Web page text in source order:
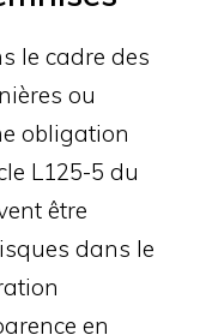
le cadre des
ou
obligation
L125-5 du
être
dans le
en